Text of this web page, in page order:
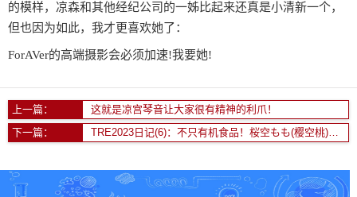
的模样，凉森和其他经纪公司的一姊比起来还真是小清新一个，
但也因为如此，我才更喜欢她了：
ForAVer的高端摄影会必须加速!我要她!
上一篇：
这就是凉宫琴音让大家很有精神的利爪！
下一篇：
TRE2023日记(6)：不只有机食品！桜空もも(樱空桃)在TRE还吃了这个！